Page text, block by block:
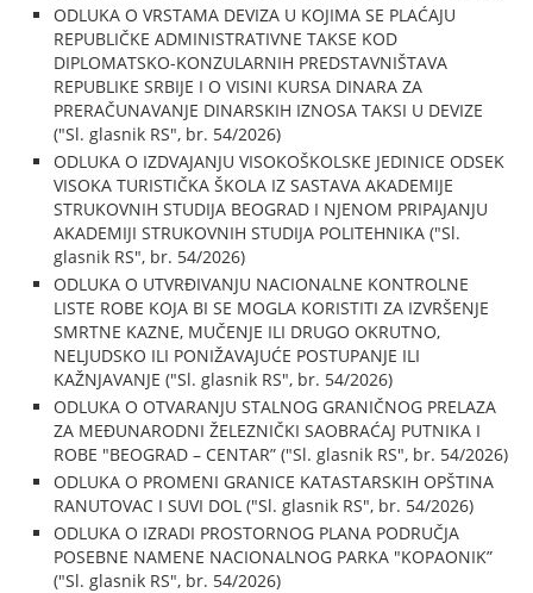
ODLUKA O VRSTAMA DEVIZA U KOJIMA SE PLAĆAJU
REPUBLIČKE ADMINISTRATIVNE TAKSE KOD
DIPLOMATSKO-KONZULARNIH PREDSTAVNIŠTAVA
REPUBLIKE SRBIJE I O VISINI KURSA DINARA ZA
PRERAČUNAVANJE DINARSKIH IZNOSA TAKSI U DEVIZE
("Sl. glasnik RS", br. 54/2026)
ODLUKA O IZDVAJANJU VISOKOŠKOLSKE JEDINICE ODSEK
VISOKA TURISTIČKA ŠKOLA IZ SASTAVA AKADEMIJE
STRUKOVNIH STUDIJA BEOGRAD I NJENOM PRIPAJANJU
AKADEMIJI STRUKOVNIH STUDIJA POLITEHNIKA ("Sl.
glasnik RS", br. 54/2026)
ODLUKA O UTVRĐIVANJU NACIONALNE KONTROLNE
LISTE ROBE KOJA BI SE MOGLA KORISTITI ZA IZVRŠENJE
SMRTNE KAZNE, MUČENJE ILI DRUGO OKRUTNO,
NELJUDSKO ILI PONIŽAVAJUĆE POSTUPANJE ILI
KAŽNJAVANJE ("Sl. glasnik RS", br. 54/2026)
ODLUKA O OTVARANJU STALNOG GRANIČNOG PRELAZA
ZA MEĐUNARODNI ŽELEZNIČKI SAOBRAĆAJ PUTNIKA I
ROBE "BEOGRAD – CENTAR” ("Sl. glasnik RS", br. 54/2026)
ODLUKA O PROMENI GRANICE KATASTARSKIH OPŠTINA
RANUTOVAC I SUVI DOL ("Sl. glasnik RS", br. 54/2026)
ODLUKA O IZRADI PROSTORNOG PLANA PODRUČJA
POSEBNE NAMENE NACIONALNOG PARKA "KOPAONIK”
("Sl. glasnik RS", br. 54/2026)